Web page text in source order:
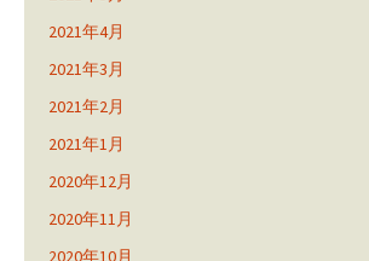
2021年4月
2021年3月
2021年2月
2021年1月
2020年12月
2020年11月
2020年10月